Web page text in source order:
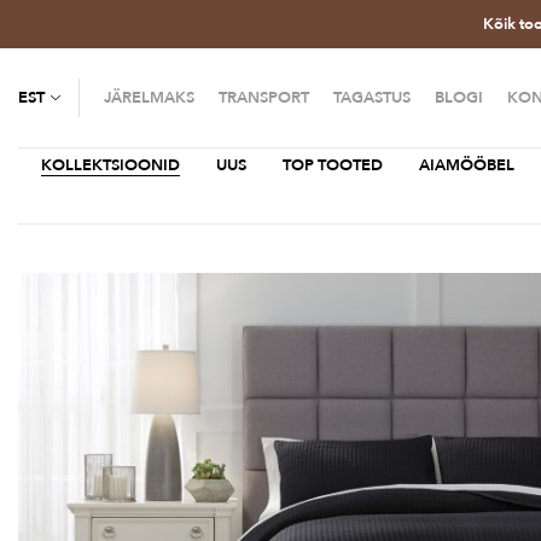
Kõik
EST JÄRELMAKS TRANSPORT TAGASTUS BLOGI
KOLLEKTSIOONID UUS TOP TOOTED AIAMÖÖBEL